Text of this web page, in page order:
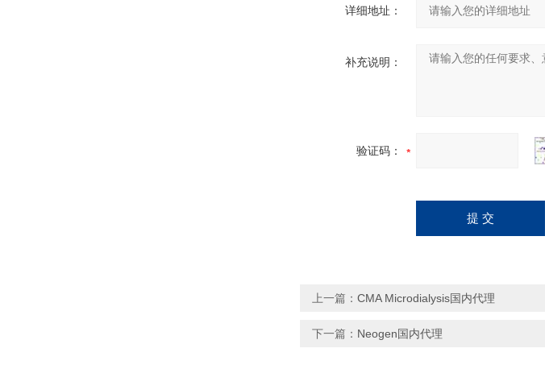
详细地址：
补充说明：
验证码：
上一篇： CMA Microdialysis国内代理
下一篇： Neogen国内代理